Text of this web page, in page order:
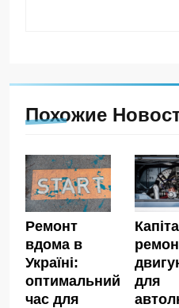
Похожие
Ремонт
вдома в
Україні:
оптимальний
час для
для